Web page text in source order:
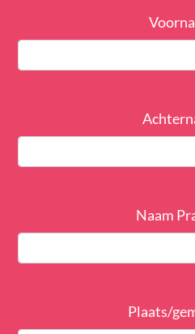
Naam
Plaats/